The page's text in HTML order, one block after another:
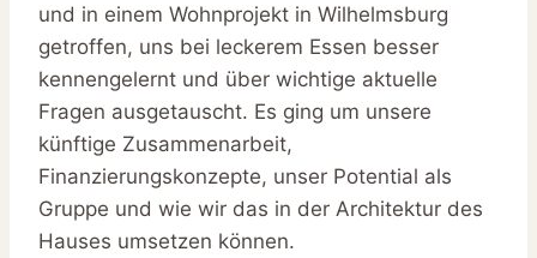
und in einem Wohnprojekt in Wilhelmsburg
getroffen, uns bei leckerem Essen besser
kennengelernt und über wichtige aktuelle
Fragen ausgetauscht. Es ging um unsere
künftige Zusammenarbeit,
Finanzierungskonzepte, unser Potential als
Gruppe und wie wir das in der Architektur des
Hauses umsetzen können.